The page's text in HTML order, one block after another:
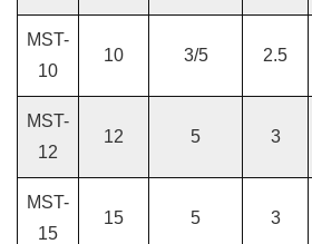
MST-
10
10 3/5 2.5
MST-
12
12 5 3
MST-
15
15 5 3